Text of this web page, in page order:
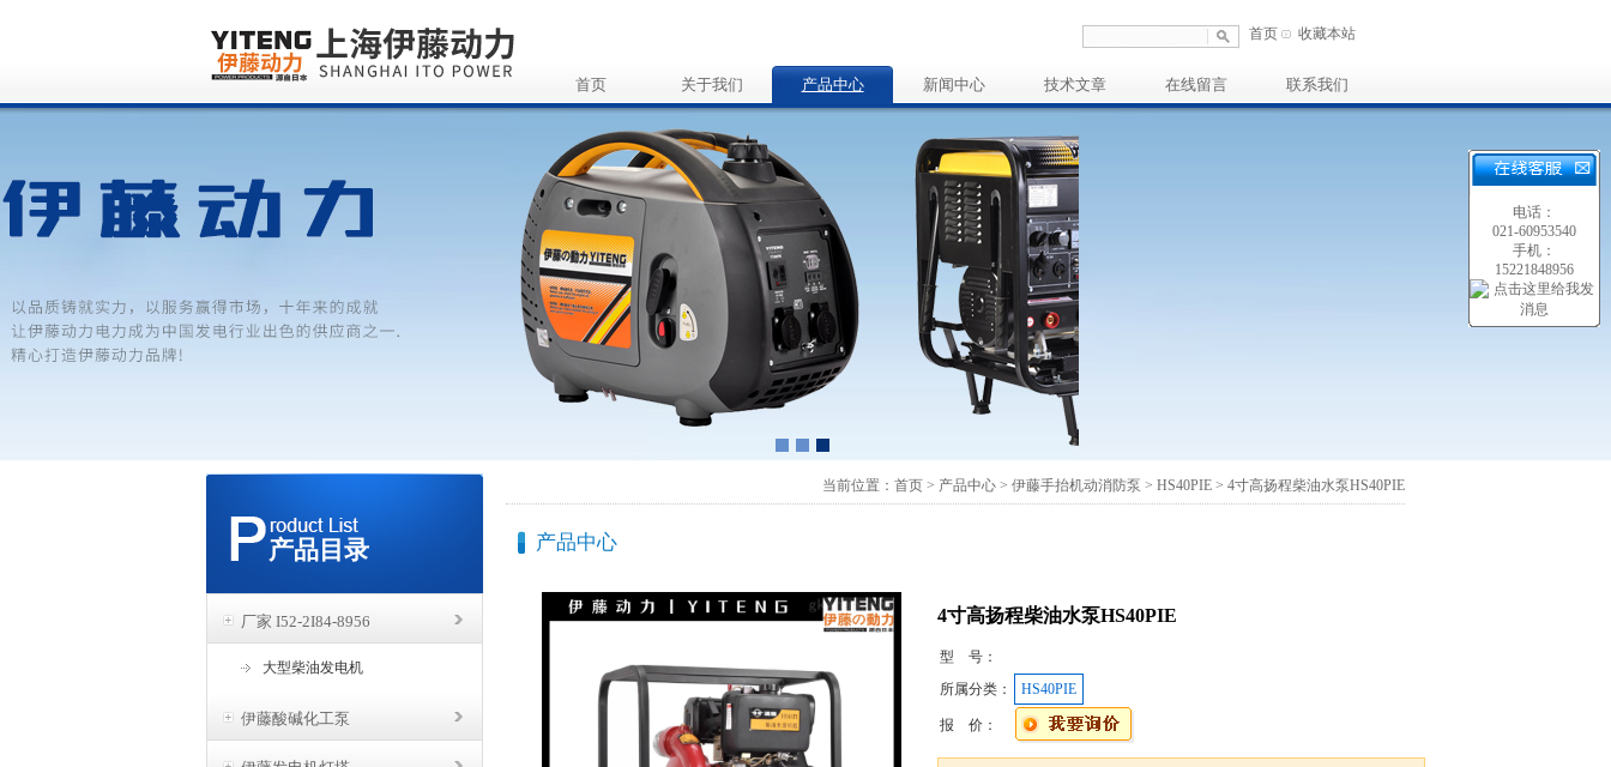
首页 收藏本站
首页 关于我们 产品中心 新闻中心 技术文章 在线留言 联系我们
产品目录
厂家 I52-2I84-8956
大型柴油发电机
伊藤酸碱化工泵
当前位置： 首页 > 产品中心 > 伊藤手抬机动消防泵 > HS40PIE > 4寸高扬程柴油水泵HS40PIE
产品中心
4寸高扬程柴油水泵HS40PIE
型 号：
所属分类：
HS40PIE
报 价：
电话：
021-60953540
手机：
15221848956